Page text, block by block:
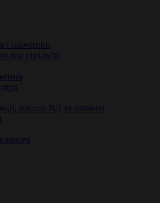
і наочники
для стрільби
насоси ВД та шланги